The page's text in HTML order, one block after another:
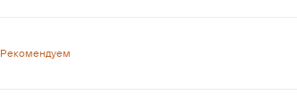
Рекомендуем